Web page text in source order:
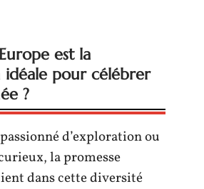
est la
idéale pour célébrer
?
d’exploration ou
la promesse
dans cette diversité